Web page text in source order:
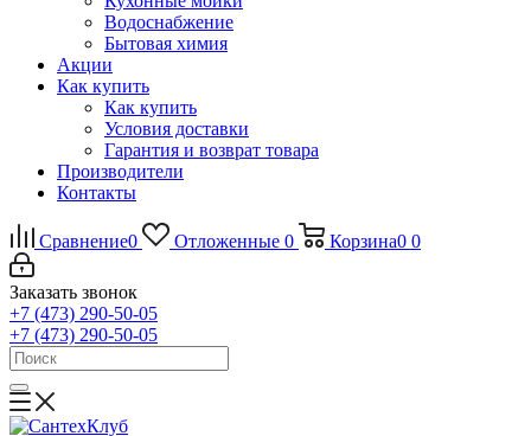
Водоснабжение
Бытовая химия
Акции
Как купить
Как купить
Условия доставки
Гарантия и возврат товара
Производители
Контакты
Сравнение0 Отложенные 0 Корзина0 0
Заказать звонок
+7 (473) 290-50-05
+7 (473) 290-50-05